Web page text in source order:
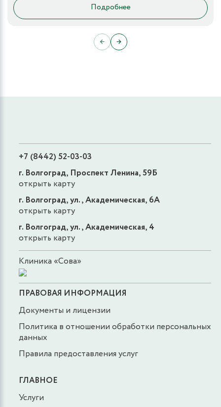
Подробнее
← →
+7 (8442) 52-03-03
г. Волгоград, Проспект Ленина, 59Б
открыть карту
г. Волгоград, ул., Академическая, 6А
открыть карту
г. Волгоград, ул., Академическая, 4
открыть карту
Клиника «Сова»
ПРАВОВАЯ ИНФОРМАЦИЯ
Документы и лицензии
Политика в отношении обработки персональных
данных
Правила предоставления услуг
ГЛАВНОЕ
Услуги